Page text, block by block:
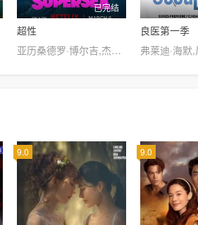
已完结
超性
亚历桑德罗·博尔吉,杰丝敏·特丽卡,琳达·哈蒂,Gaia Messerklinger,文森佐·内莫拉托,大卫·卡门诺斯,Giulio Greco,海伦娜·安东尼奥,Eva Cela,Joelle Hélary,杰德·佩德里,Axel Gallois,Alberto Ruano,Filippo Valle,萨尔·南尼,阿德里亚诺·吉安尼尼,弗洛伦丝·格林
良医第一季
9.0 9.0